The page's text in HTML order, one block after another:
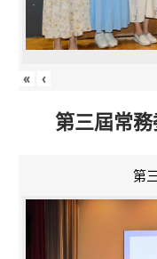
« ‹
第三屆常
第